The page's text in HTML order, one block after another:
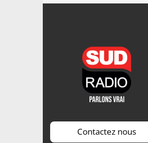
Contactez nous